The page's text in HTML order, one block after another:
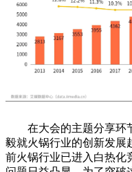
在大会的主题分享环节
毅就火锅行业的创新发展
前火锅行业已进入白热化